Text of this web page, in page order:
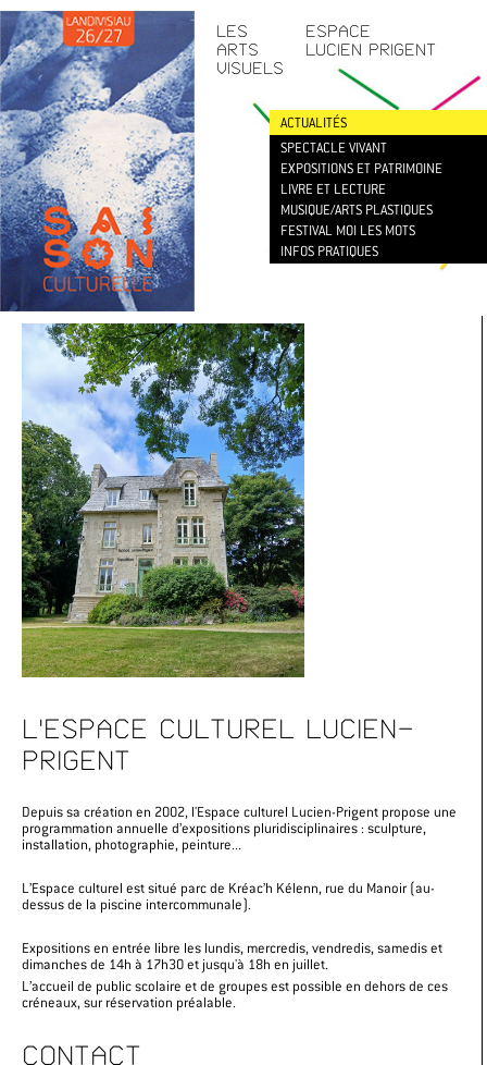
LES
ARTS
VISUELS
ESPACE
LUCIEN PRIGENT
ACTUALITÉS
SPECTACLE VIVANT
EXPOSITIONS ET PATRIMOINE
LIVRE ET LECTURE
MUSIQUE/ARTS PLASTIQUES
FESTIVAL MOI LES MOTS
INFOS PRATIQUES
L'ESPACE CULTUREL LUCIEN-
PRIGENT
Depuis sa création en 2002, l'Espace culturel Lucien-Prigent propose une
programmation annuelle d’expositions pluridisciplinaires : sculpture,
installation, photographie, peinture...
L’Espace culturel est situé parc de Kréac’h Kélenn, rue du Manoir (au-
dessus de la piscine intercommunale).
Expositions en entrée libre les lundis, mercredis, vendredis, samedis et
dimanches de 14h à 17h30 et jusqu'à 18h en juillet.
L’accueil de public scolaire et de groupes est possible en dehors de ces
créneaux, sur réservation préalable.
CONTACT